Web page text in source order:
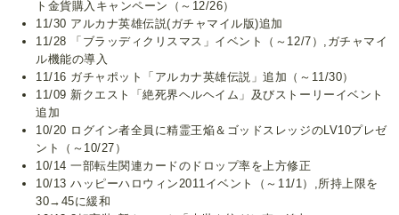
ト金貨購入キャンペーン（～12/26）
11/30 アルカナ英雄伝説(ガチャマイル版)追加
11/28 「ブラッディクリスマス」イベント（～12/7）,ガチャマイ
ル機能の導入
11/16 ガチャポット「アルカナ英雄伝説」追加（～11/30）
11/09 新クエスト「絶死界ヘルヘイム」及びストーリーイベント
追加
10/20 ログイン者全員に精霊王焔＆ゴッドスレッジのLV10プレゼ
ント（～10/27）
10/14 一部転生関連カードのドロップ率を上方修正
10/13 ハッピーハロウィン2011イベント（～11/1）,所持上限を
30→45に緩和